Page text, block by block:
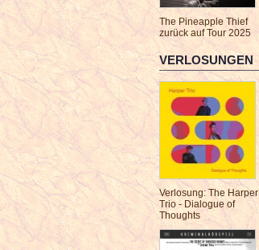
The Pineapple Thief
zurück auf Tour 2025
VERLOSUNGEN
Verlosung: The Harper
Trio - Dialogue of
Thoughts